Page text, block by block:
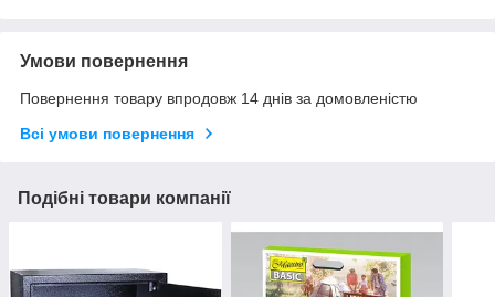
Умови повернення
Повернення товару впродовж 14 днів за домовленістю
Всі умови повернення
Подібні товари компанії